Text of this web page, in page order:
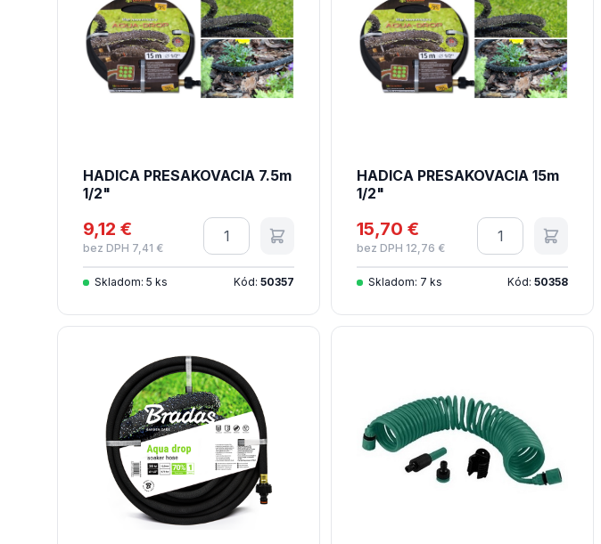
HADICA PRESAKOVACIA 7.5m
1/2"
9,12 €
bez DPH 7,41 €
Množstvo
Skladom: 5 ks Kód: 50357
HADICA PRESAKOVACIA 15m
1/2"
15,70 €
bez DPH 12,76 €
Množstvo
Skladom: 7 ks Kód: 50358